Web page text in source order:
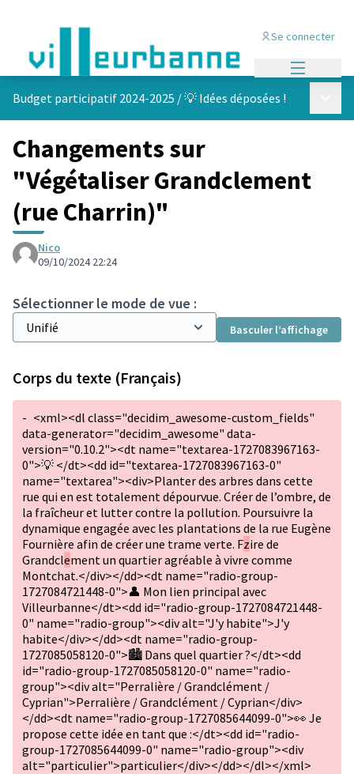
Se connecter
Budget participatif 2024-2025 /💡 Idées déposées !
Changements sur
"Végétaliser Grandclement
(rue Charrin)"
Nico
09/10/2024 22:24
Sélectionner le mode de vue :
Basculer l’affichage
Corps du texte (Français)
- <xml><dl class="decidim_awesome-custom_fields"
data-generator="decidim_awesome" data-
version="0.10.2"><dt name="textarea-1727083967163-
0">💡 </dt><dd id="textarea-1727083967163-0"
name="textarea"><div>Planter des arbres dans cette
rue qui en est totalement dépourvue. Créer de l’ombre, de
la fraîcheur et lutter contre la pollution. Poursuivre la
dynamique engagée avec les plantations de la rue Eugène
Fournière afin de créer une trame verte. Fzire de
Grandclement un quartier agréable à vivre comme
Montchat.</div></dd><dt name="radio-group-
1727084721448-0">👤 Mon lien principal avec
Villeurbanne</dt><dd id="radio-group-1727084721448-
0" name="radio-group"><div alt="J'y habite">J'y
habite</div></dd><dt name="radio-group-
1727085058120-0">🏙️ Dans quel quartier ?</dt><dd
id="radio-group-1727085058120-0" name="radio-
group"><div alt="Perralière / Grandclément /
Cyprian">Perralière / Grandclément / Cyprian</div>
</dd><dt name="radio-group-1727085644099-0">👀 Je
propose cette idée en tant que :</dt><dd id="radio-
group-1727085644099-0" name="radio-group"><div
alt="particulier">particulier</div></dd></dl></xml>